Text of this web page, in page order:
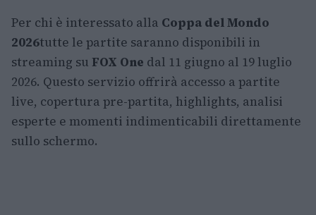
Per chi è interessato alla Coppa del Mondo
2026tutte le partite saranno disponibili in
streaming su FOX One dal 11 giugno al 19 luglio
2026. Questo servizio offrirà accesso a partite
live, copertura pre-partita, highlights, analisi
esperte e momenti indimenticabili direttamente
sullo schermo.